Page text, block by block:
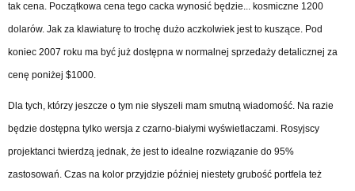
tak cena. Początkowa cena tego cacka wynosić będzie... kosmiczne 1200
dolarów. Jak za klawiaturę to trochę dużo aczkolwiek jest to kuszące. Pod
koniec 2007 roku ma być już dostępna w normalnej sprzedaży detalicznej za
cenę poniżej $1000.
Dla tych, którzy jeszcze o tym nie słyszeli mam smutną wiadomość. Na razie
będzie dostępna tylko wersja z czarno-białymi wyświetlaczami. Rosyjscy
projektanci twierdzą jednak, że jest to idealne rozwiązanie do 95%
zastosowań. Czas na kolor przyjdzie później niestety grubość portfela też